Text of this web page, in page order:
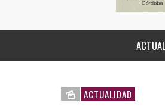
ACTUALIDAD